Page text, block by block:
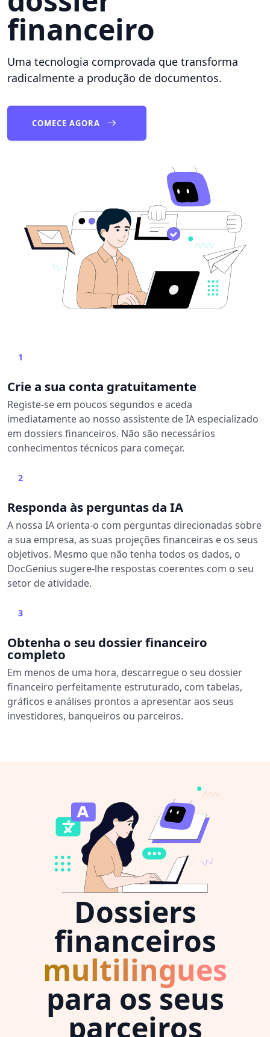
financeiro
Uma tecnologia comprovada que transforma
radicalmente a produção de documentos.
COMECE AGORA
1
Crie a sua conta gratuitamente
Registe-se em poucos segundos e aceda
imediatamente ao nosso assistente de IA especializado
em dossiers financeiros. Não são necessários
conhecimentos técnicos para começar.
2
Responda às perguntas da IA
A nossa IA orienta-o com perguntas direcionadas sobre
a sua empresa, as suas projeções financeiras e os seus
objetivos. Mesmo que não tenha todos os dados, o
DocGenius sugere-lhe respostas coerentes com o seu
setor de atividade.
3
Obtenha o seu dossier financeiro
completo
Em menos de uma hora, descarregue o seu dossier
financeiro perfeitamente estruturado, com tabelas,
gráficos e análises prontos a apresentar aos seus
investidores, banqueiros ou parceiros.
Dossiers
financeiros
multilingues
para os seus
parceiros